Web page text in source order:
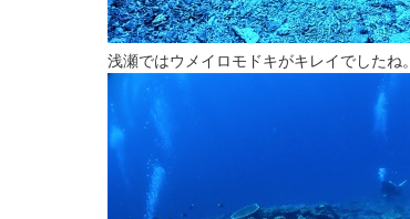
浅瀬ではウメイロモドキがキレイでしたね。